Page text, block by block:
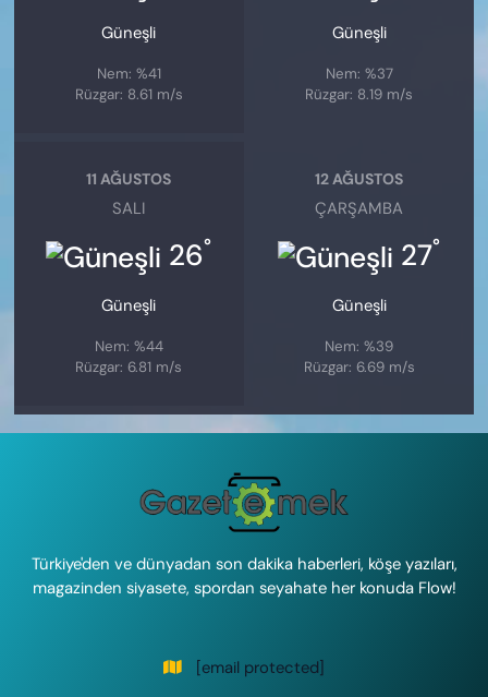
Güneşli
Nem: %41
Rüzgar: 8.61 m/s
Güneşli
Nem: %37
Rüzgar: 8.19 m/s
11 AĞUSTOS
SALI
26°
Güneşli
Nem: %44
Rüzgar: 6.81 m/s
12 AĞUSTOS
ÇARŞAMBA
27°
Güneşli
Nem: %39
Rüzgar: 6.69 m/s
Türkiye'den ve dünyadan son dakika haberleri, köşe yazıları,
magazinden siyasete, spordan seyahate her konuda Flow!
[email protected]